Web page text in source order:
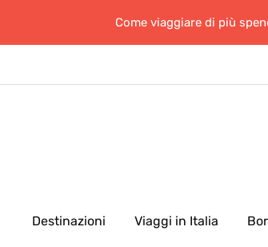
Come viaggiare di più
Destinazioni Viaggi in Italia